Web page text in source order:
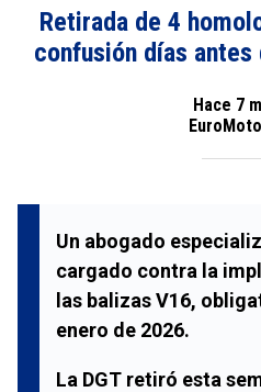
Retirada de 4
confusión días
Hace 7
Un abogado
cargado contra la
las balizas V16,
enero de 2026.
La DGT retiró esta